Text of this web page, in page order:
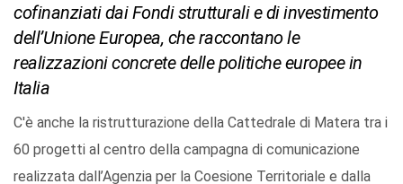
cofinanziati dai Fondi strutturali e di investimento
dell’Unione Europea, che raccontano le
realizzazioni concrete delle politiche europee in
Italia
C'è anche la ristrutturazione della Cattedrale di Matera tra i
60 progetti al centro della campagna di comunicazione
realizzata dall’Agenzia per la Coesione Territoriale e dalla